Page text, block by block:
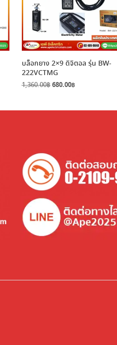
บล็อกยาง 2×9 ดิจิตอล รุ่น BW-
222VCTMG
1,360.00฿Original
1,360.00฿.
680.00฿Current
680.00฿.